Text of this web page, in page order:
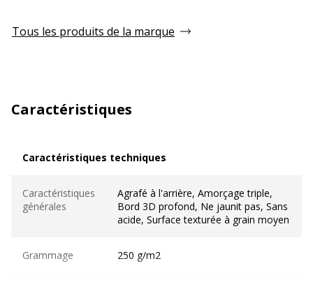
Tous les produits de la marque
Caractéristiques
Caractéristiques techniques
Caractéristiques
générales
Agrafé à l'arrière, Amorçage triple,
Bord 3D profond, Ne jaunit pas, Sans
acide, Surface texturée à grain moyen
Grammage 250 g/m2